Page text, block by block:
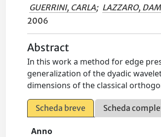
GUERRINI, CARLA; LAZZARO,
2006
Abstract
In this work a method for edge
generalization of the dyadic
dimensions of the classical
Scheda breve Scheda
Anno